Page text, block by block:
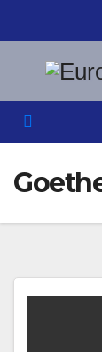
Inhalt
springen